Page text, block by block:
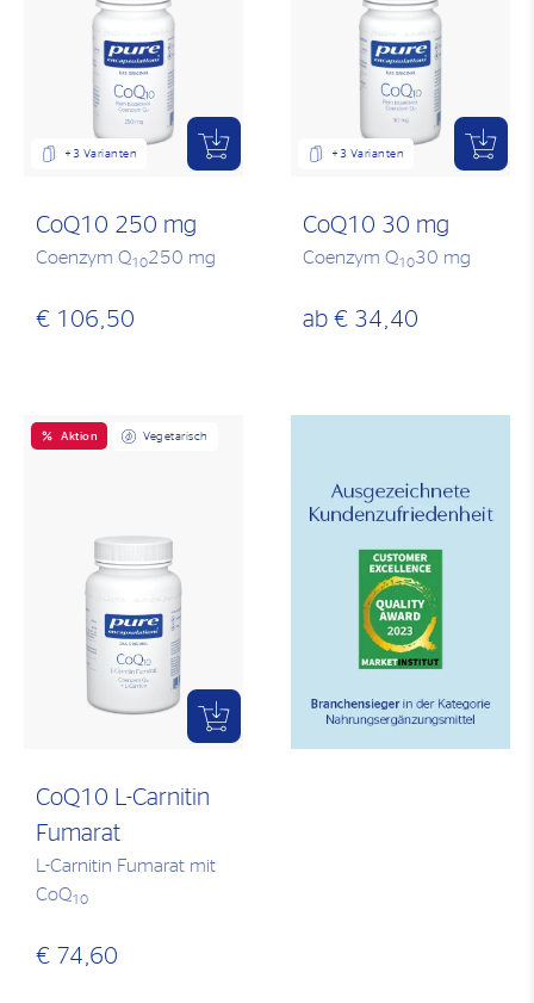
+3 Varianten
CoQ10 250 mg
Coenzym Q10250 mg
€ 106,50
+3 Varianten
CoQ10 30 mg
Coenzym Q1030 mg
ab € 34,40
Aktion Vegetarisch
CoQ10 L-Carnitin
Fumarat
L-Carnitin Fumarat mit
CoQ10
€ 74,60